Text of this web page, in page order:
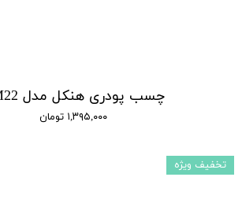
چسب پودری هنکل مدل CM22
۱,۳۹۵,۰۰۰ تومان
تخفیف ویژه